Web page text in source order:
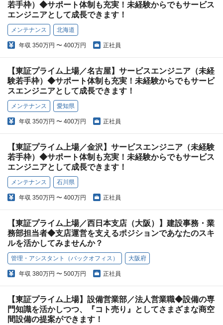
若手枠）◆サポート体制も充実！未経験からでもサービス
エンジニアとして成長できます！
メンテナンス 北海道
年収 350万円 〜 400万円 正社員
【東証プライム上場／名古屋】サービスエンジニア（未経
験若手枠）◆サポート体制も充実！未経験からでもサービ
スエンジニアとして成長できます！
メンテナンス 愛知県
年収 350万円 〜 400万円 正社員
【東証プライム上場／金沢】サービスエンジニア（未経験
若手枠）◆サポート体制も充実！未経験からでもサービス
エンジニアとして成長できます！
メンテナンス 石川県
年収 350万円 〜 400万円 正社員
【東証プライム上場／西日本支店（大阪）】建設事務・業
務部担当者◆支店運営を支えるポジションであなたのスキ
ルを活かしてみませんか？
管理・アシスタント（バックオフィス） 大阪府
年収 380万円 〜 500万円 正社員
【東証プライム上場】設備営業部／法人営業職◆設備の専
門知識を活かしつつ、『コト売り』としてさまざまな商空
間設備の提案ができます！